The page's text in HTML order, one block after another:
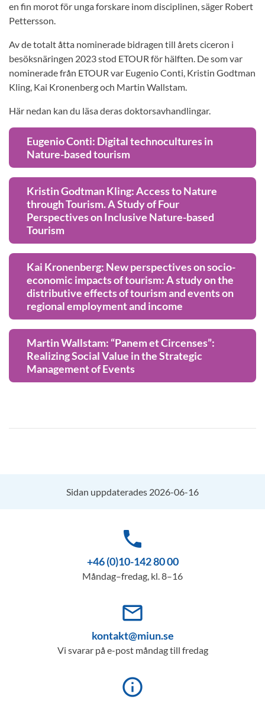
en fin morot för unga forskare inom disciplinen, säger Robert
Pettersson.
Av de totalt åtta nominerade bidragen till årets ciceron i
besöksnäringen 2023 stod ETOUR för hälften. De som var
nominerade från ETOUR var Eugenio Conti, Kristin Godtman
Kling, Kai Kronenberg och Martin Wallstam.
Här nedan kan du läsa deras doktorsavhandlingar.
Eugenio Conti: Digital technocultures in
Nature-based tourism
Kristin Godtman Kling: Access to Nature
through Tourism. A Study of Four
Perspectives on Inclusive Nature-based
Tourism
Kai Kronenberg: New perspectives on socio-
economic impacts of tourism: A study on the
distributive effects of tourism and events on
regional employment and income
Martin Wallstam: “Panem et Circenses”:
Realizing Social Value in the Strategic
Management of Events
Sidan uppdaterades 2026-06-16
phone
+46 (0)10-142 80 00
Måndag–fredag, kl. 8–16
mail_outline
kontakt@miun.se
Vi svarar på e-post måndag till fredag
info_outline